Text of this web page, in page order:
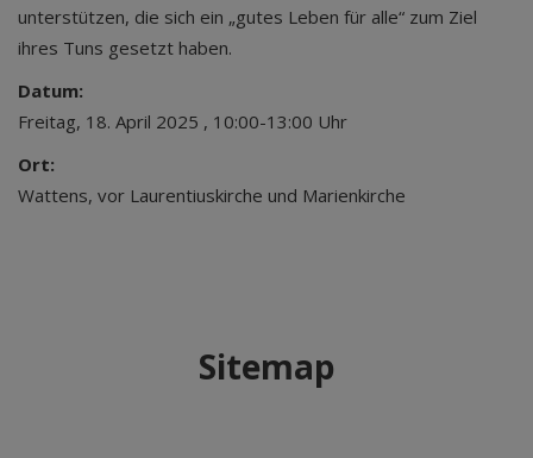
unterstützen, die sich ein „gutes Leben für alle“ zum Ziel
ihres Tuns gesetzt haben.
Datum:
Freitag, 18. April 2025 , 10:00-13:00 Uhr
Ort:
Wattens, vor Laurentiuskirche und Marienkirche
Sitemap